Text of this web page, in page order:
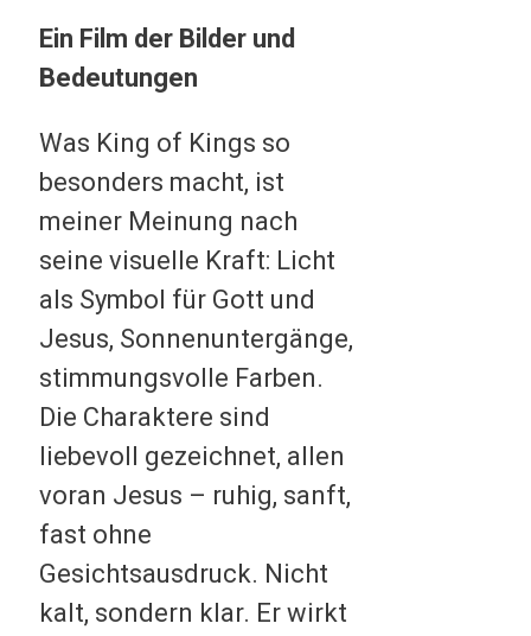
Ein Film der Bilder und
Bedeutungen
Was King of Kings so
besonders macht, ist
meiner Meinung nach
seine visuelle Kraft: Licht
als Symbol für Gott und
Jesus, Sonnenuntergänge,
stimmungsvolle Farben.
Die Charaktere sind
liebevoll gezeichnet, allen
voran Jesus – ruhig, sanft,
fast ohne
Gesichtsausdruck. Nicht
kalt, sondern klar. Er wirkt